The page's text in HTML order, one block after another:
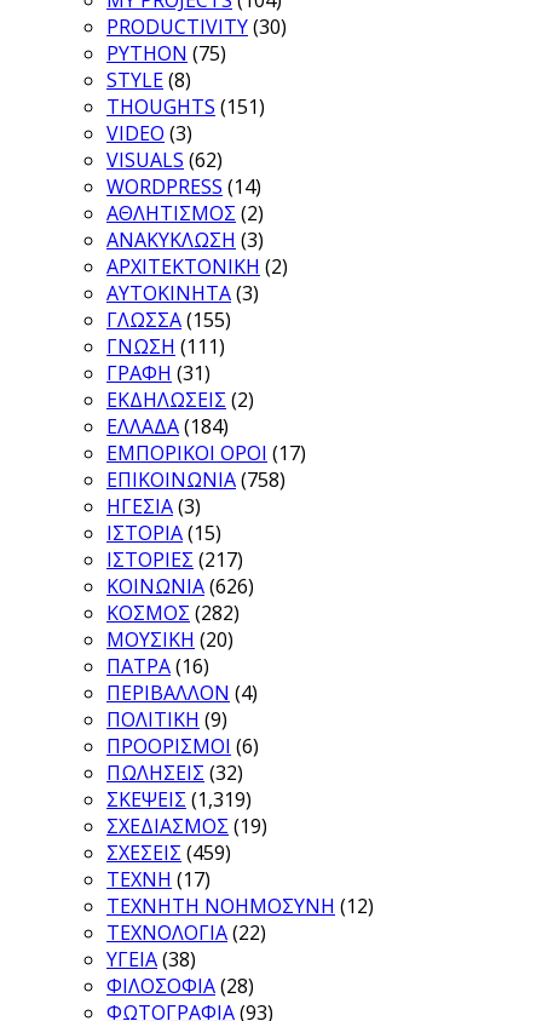
PRODUCTIVITY(30)
PYTHON (75)
STYLE(8)
THOUGHTS (151)
VIDEO (3)
VISUALS (62)
WORDPRESS (14)
ΑΘΛΗΤΙΣΜΟΣ (2)
ΑΝΑΚΥΚΛΩΣΗ (3)
ΑΡΧΙΤΕΚΤΟΝΙΚΗ (2)
ΑΥΤΟΚΙΝΗΤΑ(3)
ΓΛΩΣΣΑ(155)
ΓΝΩΣΗ (111)
ΓΡΑΦΗ (31)
ΕΚΔΗΛΩΣΕΙΣ (2)
ΕΛΛΑΔΑ(184)
ΕΜΠΟΡΙΚΟΙ ΟΡΟΙ (17)
ΕΠΙΚΟΙΝΩΝΙΑ(758)
ΗΓΕΣΙΑ(3)
ΙΣΤΟΡΙΑ(15)
ΙΣΤΟΡΙΕΣ (217)
ΚΟΙΝΩΝΙΑ(626)
ΚΟΣΜΟΣ (282)
ΜΟΥΣΙΚΗ (20)
ΠΑΤΡΑ(16)
ΠΕΡΙΒΑΛΛΟΝ (4)
ΠΟΛΙΤΙΚΗ (9)
ΠΡΟΟΡΙΣΜΟΙ (6)
ΠΩΛΗΣΕΙΣ (32)
ΣΚΕΨΕΙΣ (1,319)
ΣΧΕΔΙΑΣΜΟΣ (19)
ΣΧΕΣΕΙΣ (459)
ΤΕΧΝΗ (17)
ΤΕΧΝΗΤΗ ΝΟΗΜΟΣΥΝΗ (12)
ΤΕΧΝΟΛΟΓΙΑ(22)
ΥΓΕΙΑ(38)
ΦΙΛΟΣΟΦΙΑ(28)
ΦΩΤΟΓΡΑΦΙΑ(93)